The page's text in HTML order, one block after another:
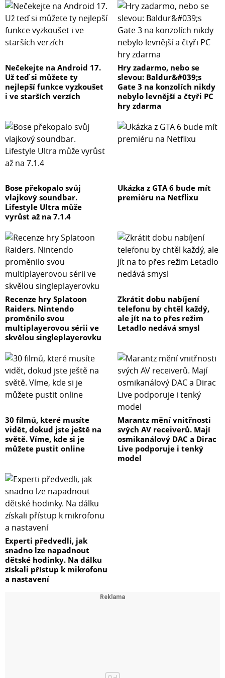
Nečekejte na Android 17.
Už teď si můžete ty
nejlepší funkce vyzkoušet
i ve starších verzích
Hry zadarmo, nebo se
slevou: Baldur&#039;s
Gate 3 na konzolích nikdy
nebylo levnější a čtyři PC
hry zdarma
Bose překopalo svůj
vlajkový soundbar.
Lifestyle Ultra může
vyrůst až na 7.1.4
Ukázka z GTA 6 bude mít
premiéru na Netflixu
Recenze hry Splatoon
Raiders. Nintendo
proměnilo svou
multiplayerovou sérii ve
skvělou singleplayerovku
Zkrátit dobu nabíjení
telefonu by chtěl každý,
ale jít na to přes režim
Letadlo nedává smysl
30 filmů, které musíte
vidět, dokud jste ještě na
světě. Víme, kde si je
můžete pustit online
Marantz mění vnitřnosti
svých AV receiverů. Mají
osmikanálový DAC a Dirac
Live podporuje i tenký
model
Experti předvedli, jak
snadno lze napadnout
dětské hodinky. Na dálku
získali přístup k mikrofonu
a nastavení